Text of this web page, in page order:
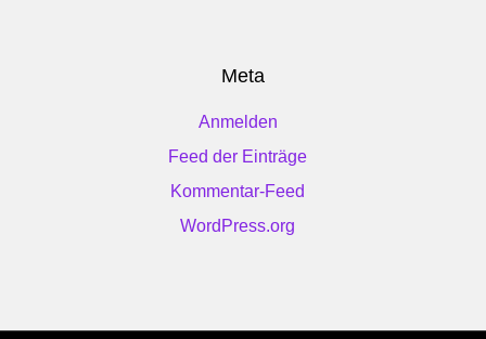
Meta
Anmelden
Feed der Einträge
Kommentar-Feed
WordPress.org